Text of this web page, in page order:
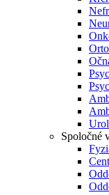
Spoločné